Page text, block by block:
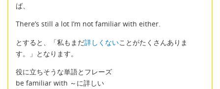
ば、
There’s still a lot I’m not familiar with either.
とすると、「私もまだ詳しくないことがたくさんありま
す。」となります。
役に立ちそうな単語とフレーズ
be familiar with ～に詳しい